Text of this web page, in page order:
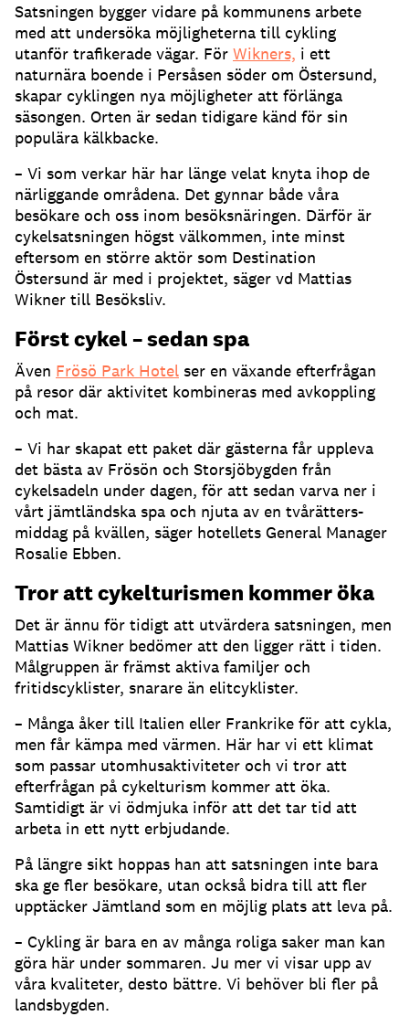
Satsningen bygger vidare på kommunens arbete
med att undersöka möjligheterna till cykling
utanför trafikerade vägar. För Wikners, i ett
naturnära boende i Persåsen söder om Östersund,
skapar cyklingen nya möjligheter att förlänga
säsongen. Orten är sedan tidigare känd för sin
populära kälkbacke.
– Vi som verkar här har länge velat knyta ihop de
närliggande områdena. Det gynnar både våra
besökare och oss inom besöksnäringen. Därför är
cykelsatsningen högst välkommen, inte minst
eftersom en större aktör som Destination
Östersund är med i projektet, säger vd Mattias
Wikner till Besöksliv.
Först cykel – sedan spa
Även Frösö Park Hotel ser en växande efterfrågan
på resor där aktivitet kombineras med avkoppling
och mat.
– Vi har skapat ett paket där gästerna får uppleva
det bästa av Frösön och Storsjöbygden från
cykelsadeln under dagen, för att sedan varva ner i
vårt jämtländska spa och njuta av en tvårätters-
middag på kvällen, säger hotellets General Manager
Rosalie Ebben.
Tror att cykelturismen kommer öka
Det är ännu för tidigt att utvärdera satsningen, men
Mattias Wikner bedömer att den ligger rätt i tiden.
Målgruppen är främst aktiva familjer och
fritidscyklister, snarare än elitcyklister.
– Många åker till Italien eller Frankrike för att cykla,
men får kämpa med värmen. Här har vi ett klimat
som passar utomhusaktiviteter och vi tror att
efterfrågan på cykelturism kommer att öka.
Samtidigt är vi ödmjuka inför att det tar tid att
arbeta in ett nytt erbjudande.
På längre sikt hoppas han att satsningen inte bara
ska ge fler besökare, utan också bidra till att fler
upptäcker Jämtland som en möjlig plats att leva på.
– Cykling är bara en av många roliga saker man kan
göra här under sommaren. Ju mer vi visar upp av
våra kvaliteter, desto bättre. Vi behöver bli fler på
landsbygden.